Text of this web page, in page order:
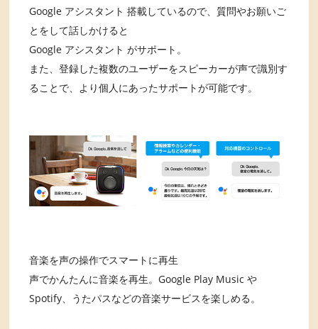
Google アシスタント 搭載しているので、質問やお願いご
とをして話しかけると
Google アシスタント がサポート。
また、登録した複数のユーザーをスピーカーが声で識別す
ることで、より個人にあったサポートが可能です。
音楽を声の操作でスマートに再生
声でかんたんに音楽を再生。Google Play Music や
Spotify、うたパスなどの音楽サービスを楽しめる。